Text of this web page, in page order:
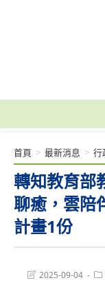
轉知教育部
聊癒，雲陪
計畫1份
首頁 > 最新消息 > 行
Post2025-09-04